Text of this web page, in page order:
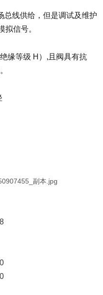
总线供给，但是调试及维护
拟信号。
缘等级 H）,且阀具有抗